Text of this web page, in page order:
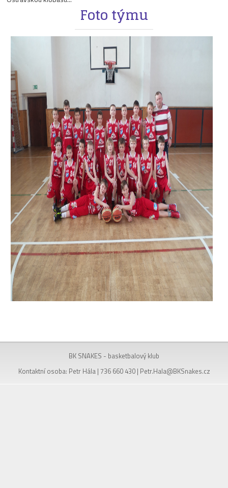
Foto týmu
BK SNAKES - basketbalový klub
Kontaktní osoba: Petr Hála | 736 660 430 | Petr.Hala@BKSnakes.cz